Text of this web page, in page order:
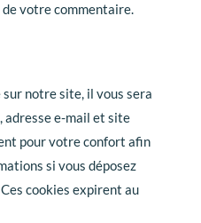
votre commentaire.
notre site, il vous sera
adresse e-mail et site
pour votre confort afin
si vous déposez
cookies expirent au